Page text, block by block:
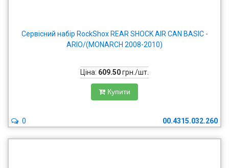
Сервісний набір RockShox REAR SHOCK AIR CAN BASIC -
ARIO/(MONARCH 2008-2010)
Ціна: 609.50грн./шт.
Купити
00.4315.032.260
0